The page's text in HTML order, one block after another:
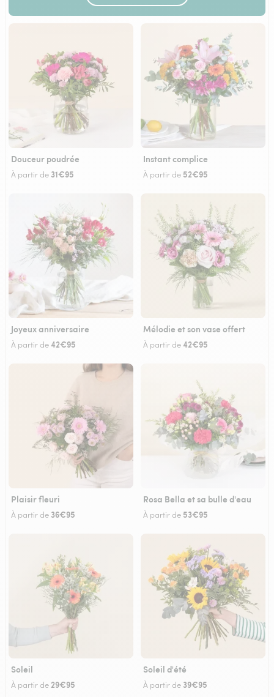
Douceur poudrée
À partir de 31€95
Instant complice
À partir de 52€95
Joyeux anniversaire
À partir de42€95
Mélodie et son vase offert
À partir de42€95
Plaisir fleuri
À partir de 36€95
Rosa Bella et sa bulle d'eau
À partir de 53€95
Soleil
À partir de 29€95
Soleil d'été
À partir de 39€95